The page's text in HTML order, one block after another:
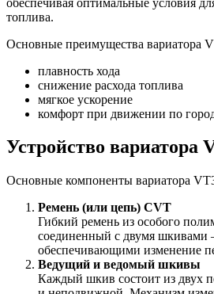
топлива.
Основные преимущества вариатора
плавность хода
снижение расхода топлива
мягкое ускорение
комфорт при движении по
Устройство вариатора
Основные компоненты вариатора
Ремень (или цепь) CVT
Гибкий ремень из особого
соединенный с двумя
обеспечивающими изменение
Ведущий и ведомый шкивы
Каждый шкив состоит из двух